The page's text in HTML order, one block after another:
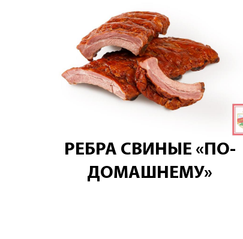
РЕБРА СВИНЫЕ «ПО-
ДОМАШНЕМУ»